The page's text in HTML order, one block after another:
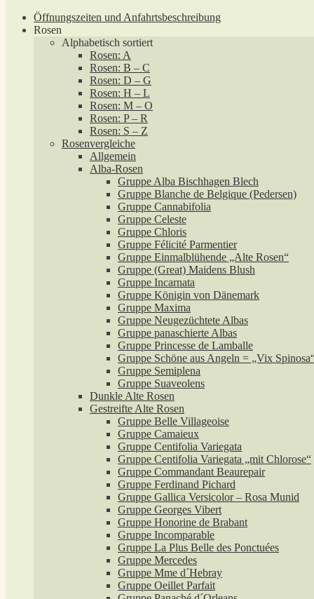
Öffnungszeiten und Anfahrtsbeschreibung
Rosen
Alphabetisch sortiert
Rosen: A
Rosen: B – C
Rosen: D – G
Rosen: H – L
Rosen: M – O
Rosen: P – R
Rosen: S – Z
Rosenvergleiche
Allgemein
Alba-Rosen
Gruppe Alba Bischhagen Blech
Gruppe Blanche de Belgique (Pedersen)
Gruppe Cannabifolia
Gruppe Celeste
Gruppe Chloris
Gruppe Félicité Parmentier
Gruppe Einmalblühende „Alte Rosen“
Gruppe (Great) Maidens Blush
Gruppe Incarnata
Gruppe Königin von Dänemark
Gruppe Maxima
Gruppe Neugezüchtete Albas
Gruppe panaschierte Albas
Gruppe Princesse de Lamballe
Gruppe Schöne aus Angeln = „Vix
Gruppe Semiplena
Gruppe Suaveolens
Dunkle Alte Rosen
Gestreifte Alte Rosen
Gruppe Belle Villageoise
Gruppe Camaieux
Gruppe Centifolia Variegata
Gruppe Centifolia Variegata „mit Chlorose“
Gruppe Commandant Beaurepair
Gruppe Ferdinand Pichard
Gruppe Gallica Versicolor – Rosa Munid
Gruppe Georges Vibert
Gruppe Honorine de Brabant
Gruppe Incomparable
Gruppe La Plus Belle des Ponctuées
Gruppe Mercedes
Gruppe Mme d´Hebray
Gruppe Oeillet Parfait